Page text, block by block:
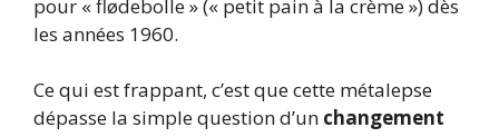
pour « flødebolle » (« petit pain à la crème ») dès
les années 1960.
Ce qui est frappant, c’est que cette métalepse
dépasse la simple question d’un changement